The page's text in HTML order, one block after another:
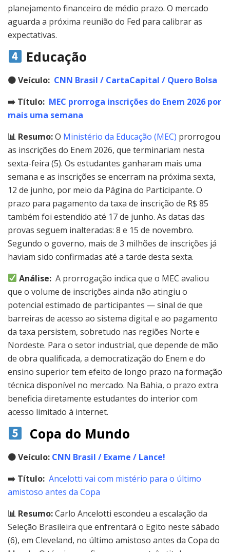
planejamento financeiro de médio prazo. O mercado
aguarda a próxima reunião do Fed para calibrar as
expectativas.
Educação
🟠Veículo: CNN Brasil / CartaCapital / Quero Bolsa
➡️ Título: MEC prorroga inscrições do Enem 2026 por
mais uma semana
📊 Resumo:O Ministério da Educação (MEC) prorrogou
as inscrições do Enem 2026, que terminariam nesta
sexta-feira (5). Os estudantes ganharam mais uma
semana e as inscrições se encerram na próxima sexta,
12 de junho, por meio da Página do Participante. O
prazo para pagamento da taxa de inscrição de R$ 85
também foi estendido até 17 de junho. As datas das
provas seguem inalteradas: 8 e 15 de novembro.
Segundo o governo, mais de 3 milhões de inscrições já
haviam sido confirmadas até a tarde desta sexta.
Análise:A prorrogação indica que o MEC avaliou
que o volume de inscrições ainda não atingiu o
potencial estimado de participantes — sinal de que
barreiras de acesso ao sistema digital e ao pagamento
da taxa persistem, sobretudo nas regiões Norte e
Nordeste. Para o setor industrial, que depende de mão
de obra qualificada, a democratização do Enem e do
ensino superior tem efeito de longo prazo na formação
técnica disponível no mercado. Na Bahia, o prazo extra
beneficia diretamente estudantes do interior com
acesso limitado à internet.
Copa do Mundo
🟠Veículo: CNN Brasil / Exame / Lance!
➡️ Título: Ancelotti vai com mistério para o último
amistoso antes da Copa
📊 Resumo:Carlo Ancelotti escondeu a escalação da
Seleção Brasileira que enfrentará o Egito neste sábado
(6), em Cleveland, no último amistoso antes da Copa do